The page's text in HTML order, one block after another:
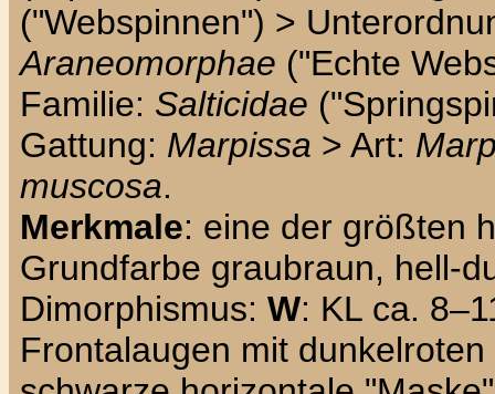
("Webspinnen") >
Araneomorphae ("Echte
Familie: Salticidae
Gattung: Marpissa > Art:
muscosa.
Merkmale: eine der größten
Grundfarbe graubraun, hell-
Dimorphismus: W: KL ca.
Frontalaugen mit